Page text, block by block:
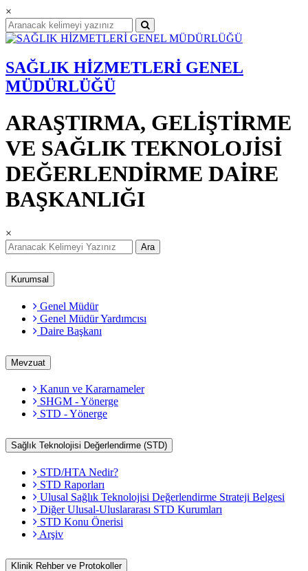
×
SAĞLIK HİZMETLERİ GENEL
MÜDÜRLÜĞÜ
ARAŞTIRMA, GELİŞTİRME
VE SAĞLIK TEKNOLOJİSİ
DEĞERLENDİRME DAİRE
BAŞKANLIĞI
×
Ara
Kurumsal
Genel Müdür
Genel Müdür Yardımcısı
Daire Başkanı
Mevzuat
Kanun ve Kararnameler
SHGM - Yönerge
STD - Yönerge
Sağlık Teknolojisi Değerlendirme (STD)
STD/HTA Nedir?
STD Raporları
Ulusal Sağlık Teknolojisi Değerlendirme Strateji Belgesi
Diğer Ulusal-Uluslararası STD Kurumları
STD Konu Önerisi
Arşiv
Klinik Rehber ve Protokoller